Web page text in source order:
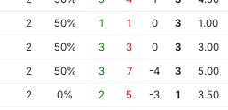
2 50% 1 1 0 3
1.00
2 50% 3 3 0 3
3.00
2 50% 3 7 -4 3
5.00
2 0% 2 5 -3 1
3.50